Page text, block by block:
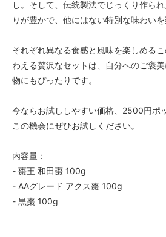
し。そして、伝統製法でじっくり作ら
りが豊かで、他にはない特別な味わいを
それぞれ異なる食感と風味を楽しめる
わえる贅沢なセットは、自分へのご褒
物にもぴったりです。
今ならお試ししやすい価格、2500円ポ
この機会にぜひお試しください。
内容量：
- 棗王 和田棗 100g
- AAグレード アクス棗 100g
- 黒棗 100g